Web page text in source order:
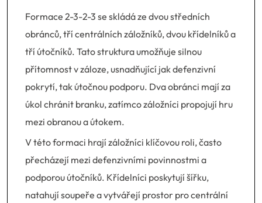
Formace 2-3-2-3 se skládá ze dvou středních
obránců, tří centrálních záložníků, dvou křídelníků a
tří útočníků. Tato struktura umožňuje silnou
přítomnost v záloze, usnadňující jak defenzivní
pokrytí, tak útočnou podporu. Dva obránci mají za
úkol chránit branku, zatímco záložníci propojují hru
mezi obranou a útokem.
V této formaci hrají záložníci klíčovou roli, často
přecházejí mezi defenzivními povinnostmi a
podporou útočníků. Křídelníci poskytují šířku,
natahují soupeře a vytvářejí prostor pro centrální